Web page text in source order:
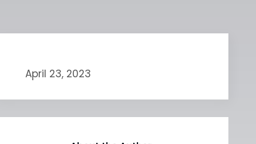
April 23, 2023